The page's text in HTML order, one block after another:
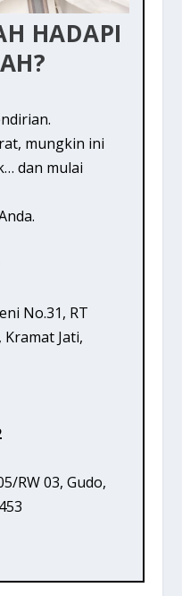
HADAPI
mungkin ini
dan mulai
No.31, RT
Jati,
RW 03, Gudo,